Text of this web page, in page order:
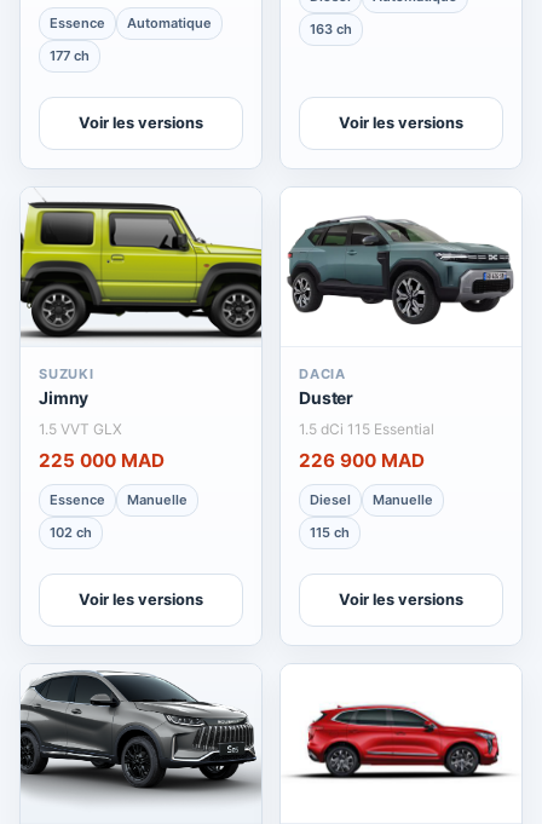
Essence
Automatique
177 ch
Voir les versions
163 ch
Voir les versions
SUZUKI
Jimny
1.5 VVT GLX
225 000 MAD
Essence
Manuelle
102 ch
Voir les versions
DACIA
Duster
1.5 dCi 115 Essential
226 900 MAD
Diesel
Manuelle
115 ch
Voir les versions